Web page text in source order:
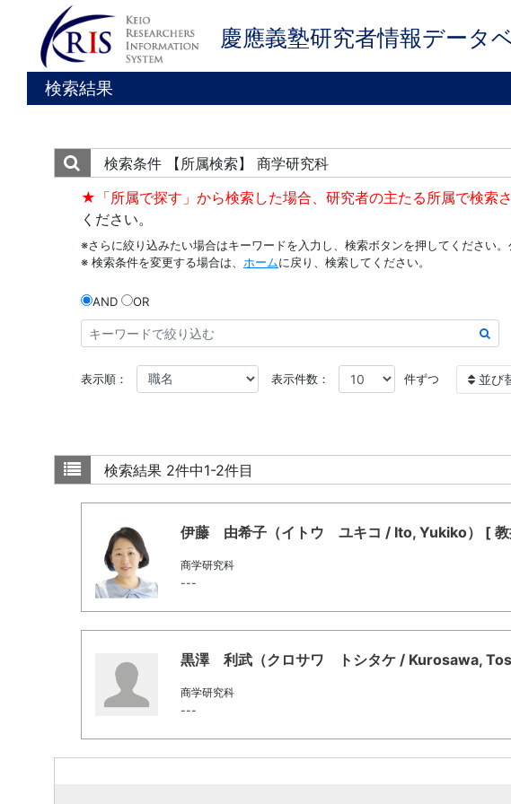
慶應義塾研究者情報データ
検索結果
検索条件
【所属検索】 商学研究科
★「所属で探す」から検索した場合、研究者の主たる所属で検索さ
ください。
※さらに絞り込みたい場合はキーワードを入力し、検索ボタンを押してください。
※ 検索条件を変更する場合は、 ホームに戻り、検索してください。
AND OR
表示順： 表示件数： 件ずつ 並び
検索結果 2件中1-2件目
伊藤 由希子（イトウ ユキコ / Ito, Yukiko） [ 教
商学研究科
---
黒澤 利武（クロサワ トシタケ / Kurosawa,
商学研究科
---